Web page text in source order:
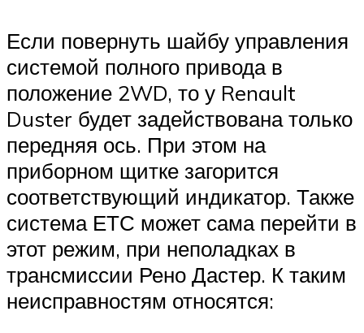
Если повернуть шайбу управления
системой полного привода в
положение 2WD, то у Renault
Duster будет задействована только
передняя ось. При этом на
приборном щитке загорится
соответствующий индикатор. Также
система ЕТС может сама перейти в
этот режим, при неполадках в
трансмиссии Рено Дастер. К таким
неисправностям относятся: